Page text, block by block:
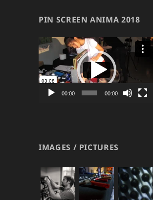
PIN SCREEN ANIMA 2018
Lecteur
vidéo
00:00 00:00
IMAGES / PICTURES